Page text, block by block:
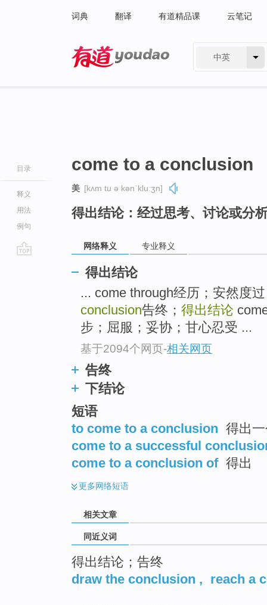
词典 翻译 有道精品课 云笔记
中英
目录
释义
用法
例句
come to a conclusion
美 [kʌm tu ə kənˈkluːʒn]
得出结论：经过思考、讨论或分
网络释义 专业释义
得出结论
... come through经历；安然度
conclusion告终； 得出结论
步；屈服；妥协；甘心忍受 ...
基于2094个网页-相关网页
告终
下结论
短语
to come to a conclusion 得出
come to a successful
come to a conclusion of 得出
更多网络短语
相关文章
同近义词
得出结论；告终
draw the conclusion , reach a